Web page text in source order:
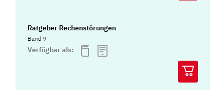
Ratgeber Rechenstörungen
Band 9
Verfügbar als: